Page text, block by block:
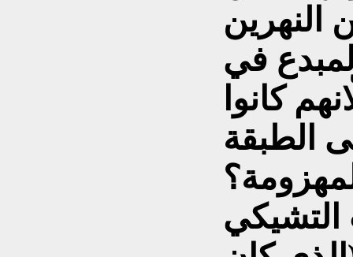
النهرين
في
كانوا
الطبقة
التشيكي